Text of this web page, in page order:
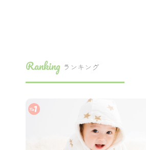
Ranking ランキング